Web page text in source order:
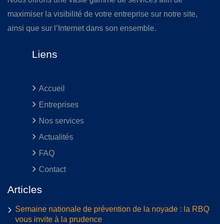
maximiser la visibilité de votre entreprise sur notre site,
ainsi que sur l’Internet dans son ensemble.
Liens
Accueil
Entreprises
Nos services
Actualités
FAQ
Contact
Articles
Semaine nationale de prévention de la noyade : la RBQ
vous invite à la prudence